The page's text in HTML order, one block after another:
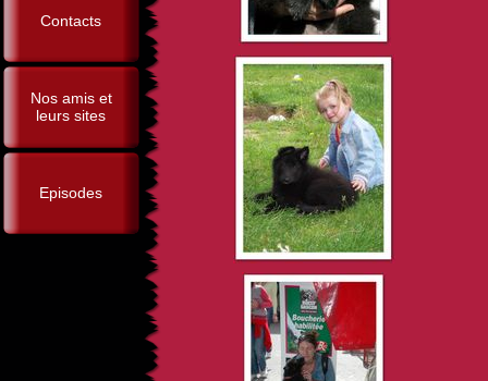
Contacts
Nos amis et
leurs sites
Episodes